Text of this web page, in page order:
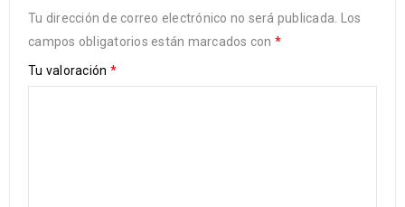
Tu dirección de correo electrónico no será publicada.
Los
campos obligatorios están marcados con *
Tu valoración *